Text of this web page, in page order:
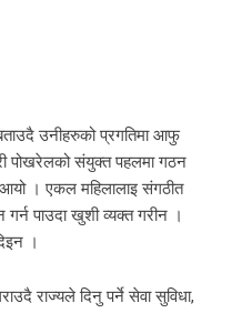
उनीहरुको प्रगतिमा आफु
पोखरेलको संयुक्त पहलमा गठन
। एकल महिलालाइ संगठीत
पाउदा खुशी व्यक्त गरीन ।
।
राज्यले दिनु पर्ने सेवा सुविधा,